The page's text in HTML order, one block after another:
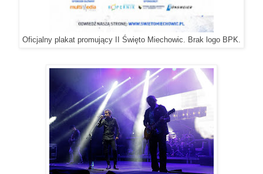
Oficjalny plakat promujący II Święto Miechowic. Brak logo BPK.